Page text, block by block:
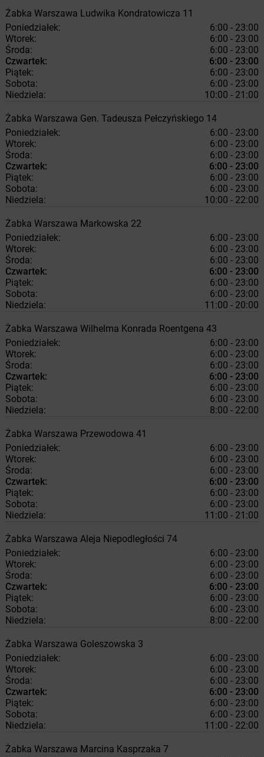
Żabka Warszawa Ludwika Kondratowicza 11
Poniedziałek:
6:00 - 23:00
Wtorek:
6:00 - 23:00
Środa:
6:00 - 23:00
Czwartek:
6:00 - 23:00
Piątek:
6:00 - 23:00
Sobota:
6:00 - 23:00
Niedziela:
10:00 - 21:00
Żabka Warszawa Gen. Tadeusza Pełczyńskiego 14
Poniedziałek:
6:00 - 23:00
Wtorek:
6:00 - 23:00
Środa:
6:00 - 23:00
Czwartek:
6:00 - 23:00
Piątek:
6:00 - 23:00
Sobota:
6:00 - 23:00
Niedziela:
10:00 - 22:00
Żabka Warszawa Markowska 22
Poniedziałek:
6:00 - 23:00
Wtorek:
6:00 - 23:00
Środa:
6:00 - 23:00
Czwartek:
6:00 - 23:00
Piątek:
6:00 - 23:00
Sobota:
6:00 - 23:00
Niedziela:
11:00 - 20:00
Żabka Warszawa Wilhelma Konrada Roentgena 43
Poniedziałek:
6:00 - 23:00
Wtorek:
6:00 - 23:00
Środa:
6:00 - 23:00
Czwartek:
6:00 - 23:00
Piątek:
6:00 - 23:00
Sobota:
6:00 - 23:00
Niedziela:
8:00 - 22:00
Żabka Warszawa Przewodowa 41
Poniedziałek:
6:00 - 23:00
Wtorek:
6:00 - 23:00
Środa:
6:00 - 23:00
Czwartek:
6:00 - 23:00
Piątek:
6:00 - 23:00
Sobota:
6:00 - 23:00
Niedziela:
11:00 - 21:00
Żabka Warszawa Aleja Niepodległości 74
Poniedziałek:
6:00 - 23:00
Wtorek:
6:00 - 23:00
Środa:
6:00 - 23:00
Czwartek:
6:00 - 23:00
Piątek:
6:00 - 23:00
Sobota:
6:00 - 23:00
Niedziela:
8:00 - 22:00
Żabka Warszawa Goleszowska 3
Poniedziałek:
6:00 - 23:00
Wtorek:
6:00 - 23:00
Środa:
6:00 - 23:00
Czwartek:
6:00 - 23:00
Piątek:
6:00 - 23:00
Sobota:
6:00 - 23:00
Niedziela:
11:00 - 22:00
Żabka Warszawa Marcina Kasprzaka 7